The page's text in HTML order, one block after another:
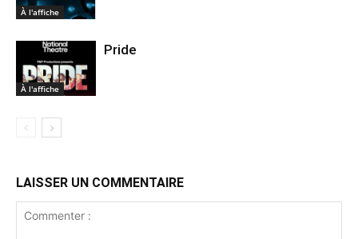
À l'affiche
À l'affiche
Pride
LAISSER UN COMMENTAIRE